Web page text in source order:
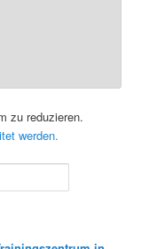
zu reduzieren.
werden.